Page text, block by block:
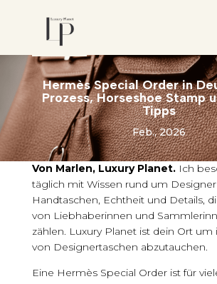
Hermès Special Order in
Prozess, Horseshoe Stamp
Tipps
Feb., 2026
Von Marlen, Luxury Planet.Ich
täglich mit Wissen rund um Designer
Handtaschen, Echtheit und Details,
von Liebhaberinnen und
zählen. Luxury Planet ist dein Ort um
von Designertaschen abzutauchen.
Eine Hermès Special Order ist für